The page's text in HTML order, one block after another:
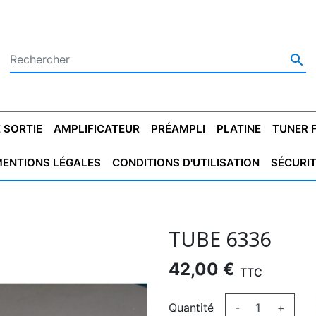

AMPLIFICATEUR PRÉAMPLI PLATINE TUNER
LÉGALES CONDITIONS D'UTILISATION
TUBE 6336
42,00 € TTC
Quantité - +